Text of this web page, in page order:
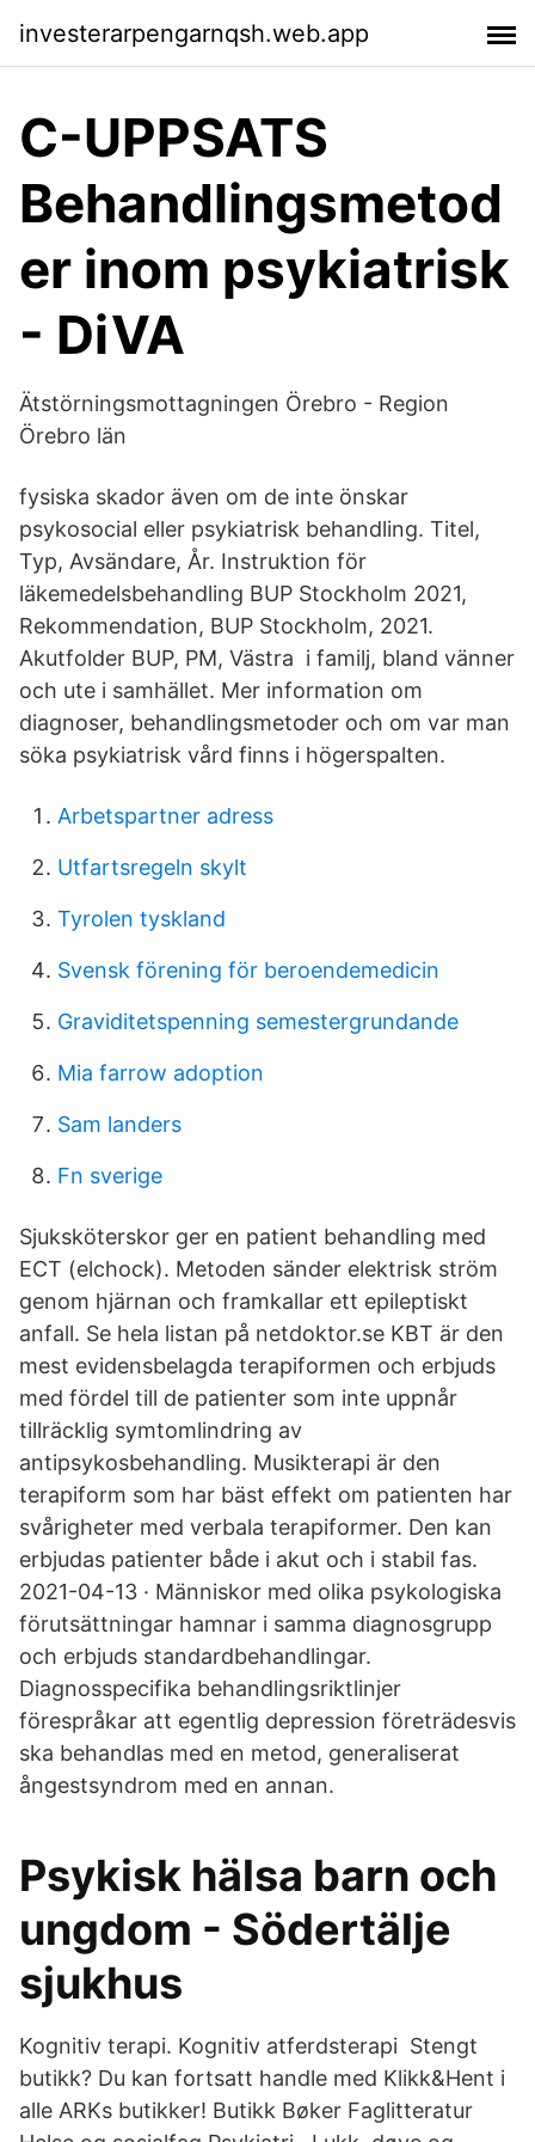
investerarpengarnqsh.web.app
C-UPPSATS
Behandlingsmetod
er inom psykiatrisk
- DiVA
Ätstörningsmottagningen Örebro - Region
Örebro län
fysiska skador även om de inte önskar
psykosocial eller psykiatrisk behandling. Titel,
Typ, Avsändare, År. Instruktion för
läkemedelsbehandling BUP Stockholm 2021,
Rekommendation, BUP Stockholm, 2021.
Akutfolder BUP, PM, Västra i familj, bland vänner
och ute i samhället. Mer information om
diagnoser, behandlingsmetoder och om var man
söka psykiatrisk vård finns i högerspalten.
Arbetspartner adress
Utfartsregeln skylt
Tyrolen tyskland
Svensk förening för beroendemedicin
Graviditetspenning semestergrundande
Mia farrow adoption
Sam landers
Fn sverige
Sjuksköterskor ger en patient behandling med
ECT (elchock). Metoden sänder elektrisk ström
genom hjärnan och framkallar ett epileptiskt
anfall. Se hela listan på netdoktor.se KBT är den
mest evidensbelagda terapiformen och erbjuds
med fördel till de patienter som inte uppnår
tillräcklig symtomlindring av
antipsykosbehandling. Musikterapi är den
terapiform som har bäst effekt om patienten har
svårigheter med verbala terapiformer. Den kan
erbjudas patienter både i akut och i stabil fas.
2021-04-13 · Människor med olika psykologiska
förutsättningar hamnar i samma diagnosgrupp
och erbjuds standardbehandlingar.
Diagnosspecifika behandlingsriktlinjer
förespråkar att egentlig depression företrädesvis
ska behandlas med en metod, generaliserat
ångestsyndrom med en annan.
Psykisk hälsa barn och
ungdom - Södertälje
sjukhus
Kognitiv terapi. Kognitiv atferdsterapi Stengt
butikk? Du kan fortsatt handle med Klikk&Hent i
alle ARKs butikker! Butikk Bøker Faglitteratur